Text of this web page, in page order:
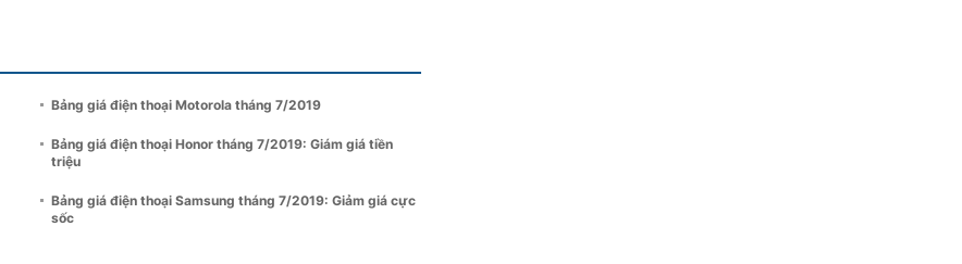
Bảng giá điện thoại Motorola tháng 7/2019
Bảng giá điện thoại Honor tháng 7/2019: Giám giá tiền
triệu
Bảng giá điện thoại Samsung tháng 7/2019: Giảm giá cực
sốc